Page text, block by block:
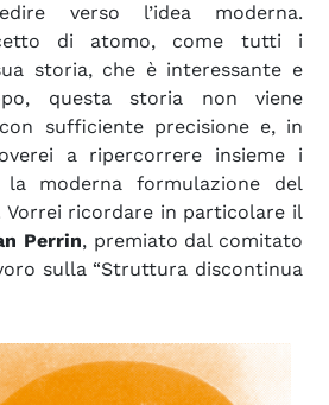
verso l’idea moderna.
di atomo, come tutti i
storia, che è interessante e
questa storia non viene
sufficiente precisione e, in
a ripercorrere insieme i
moderna formulazione del
ricordare in particolare il
Perrin, premiato dal comitato
sulla “Struttura discontinua